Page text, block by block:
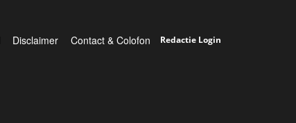
Disclaimer Contact & Colofon Redactie Login